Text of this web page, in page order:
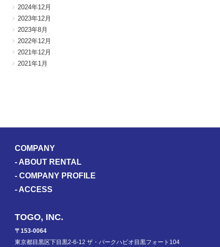
2024年12月
2023年12月
2023年8月
2022年12月
2021年12月
2021年1月
COMPANY
- ABOUT RENTAL
- COMPANY PROFILE
- ACCESS
TOGO, INC.
〒153-0064
東京都目黒区下目黒2-6-12 ザ・パークハビオ目黒フォート104